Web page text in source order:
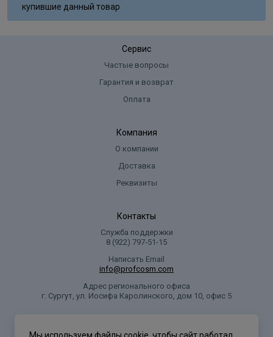
купившие данный товар
Сервис
Частые вопросы
Гарантия и возврат
Оплата
Компания
О компании
Доставка
Реквизиты
Контакты
Служба поддержки
8 (922) 797‑51-15
Написать Email
info@profcosm.com
Адрес регионального офиса
г. Сургут, ул. Иосифа Каролинского, дом 10, офис 5